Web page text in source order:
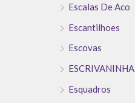
Escalas De Aco
Escantilhoes
Escovas
ESCRIVANINHA
Esquadros